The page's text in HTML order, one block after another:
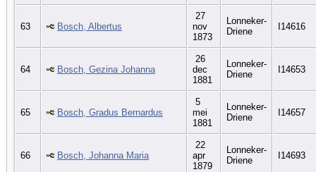
63 Bosch, Albertus
27
nov
1873
Lonneker-
Driene
I14616
64 Bosch, Gezina Johanna
26
dec
1881
Lonneker-
Driene
I14653
65 Bosch, Gradus Bernardus
5
mei
1881
Lonneker-
Driene
I14657
66 Bosch, Johanna Maria
22
apr
1879
Lonneker-
Driene
I14693